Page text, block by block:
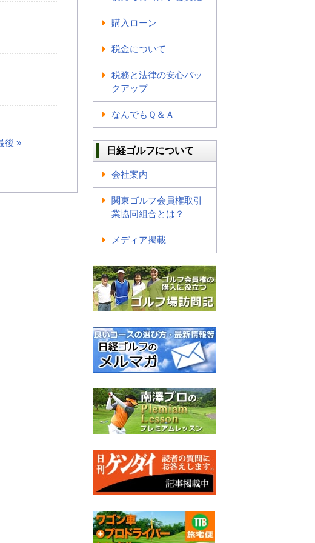
後 »
購入ローン
税金について
税務と法律の安心バッ
クアップ
なんでもＱ＆Ａ
日経ゴルフについて
会社案内
関東ゴルフ会員権取引
業協同組合とは？
メディア掲載